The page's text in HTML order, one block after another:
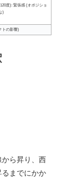
度): 緊張感 (オポジショ
)
トの影響)
ら昇り、西
までにかか